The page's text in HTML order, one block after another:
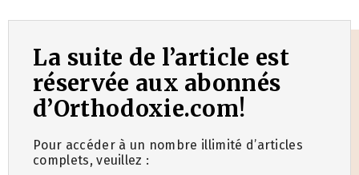
La suite de l’article est
réservée aux abonnés
d’Orthodoxie.com!
Pour accéder à un nombre illimité d’articles
complets, veuillez :